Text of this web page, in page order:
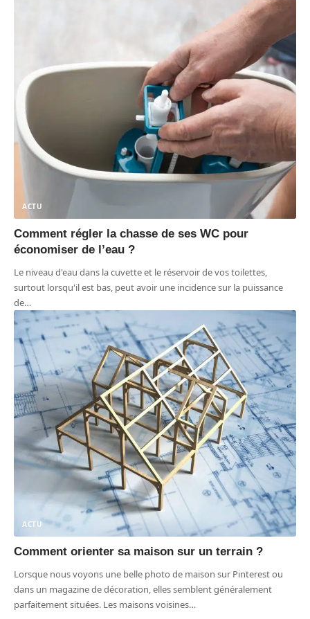
ACTU
Comment régler la chasse de ses WC pour
économiser de l’eau ?
Le niveau d'eau dans la cuvette et le réservoir de vos toilettes,
surtout lorsqu'il est bas, peut avoir une incidence sur la puissance
de…
ACTU
Comment orienter sa maison sur un terrain ?
Lorsque nous voyons une belle photo de maison sur Pinterest ou
dans un magazine de décoration, elles semblent généralement
parfaitement situées. Les maisons voisines…